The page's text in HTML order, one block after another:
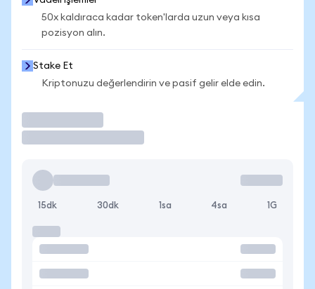
50x kaldıraca kadar token'larda uzun veya kısa
pozisyon alın.
Stake Et
Kriptonuzu değerlendirin ve pasif gelir elde edin.
15dk 30dk 1sa 4sa 1G